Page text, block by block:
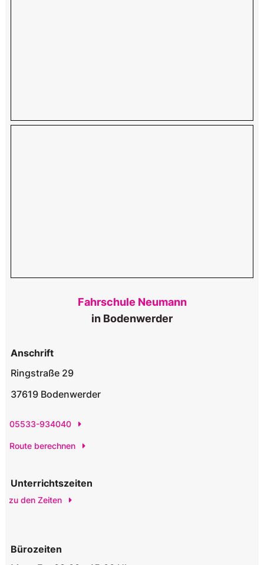
Fahrschule Neumann
in Bodenwerder
Anschrift
Ringstraße 29
37619 Bodenwerder
05533-934040
Route berechnen
Unterrichtszeiten
zu den Zeiten
Bürozeiten